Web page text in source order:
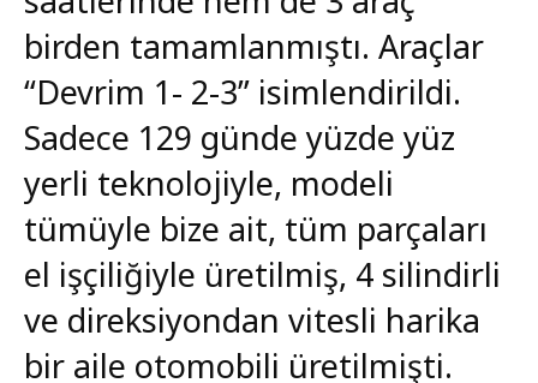
birden tamamlanmıştı. Araçlar
“Devrim 1- 2-3” isimlendirildi.
Sadece 129 günde yüzde yüz
yerli teknolojiyle, modeli
tümüyle bize ait, tüm parçaları
el işçiliğiyle üretilmiş, 4 silindirli
ve direksiyondan vitesli harika
bir aile otomobili üretilmişti.